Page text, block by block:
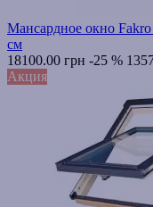
Мансардное окно
см
18100.00 грн -25 %
Акция